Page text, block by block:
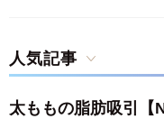
人気記事
太ももの脂肪吸引【